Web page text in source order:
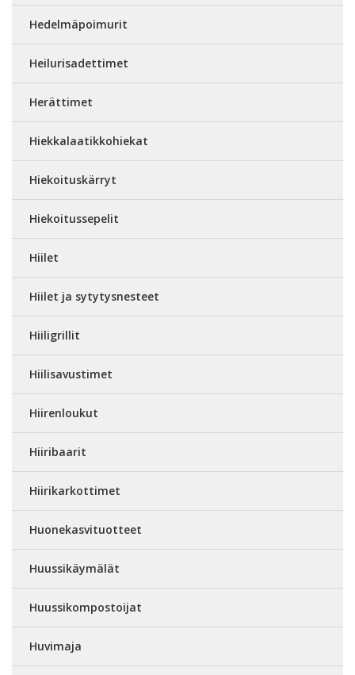
Hedelmäpoimurit
Heilurisadettimet
Herättimet
Hiekkalaatikkohiekat
Hiekoituskärryt
Hiekoitussepelit
Hiilet
Hiilet ja sytytysnesteet
Hiiligrillit
Hiilisavustimet
Hiirenloukut
Hiiribaarit
Hiirikarkottimet
Huonekasvituotteet
Huussikäymälät
Huussikompostoijat
Huvimaja